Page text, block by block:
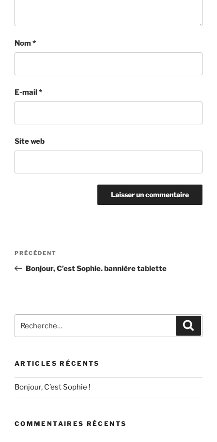
Nom*
E-mail*
Site web
Navigation
l’article
Article
précédent
PRÉCÉDENT
Bonjour, C’est Sophie. bannière tablette
pour
ARTICLES RÉCENTS
Bonjour, C’est Sophie !
COMMENTAIRES RÉCENTS